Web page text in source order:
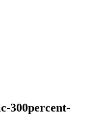
300percent-